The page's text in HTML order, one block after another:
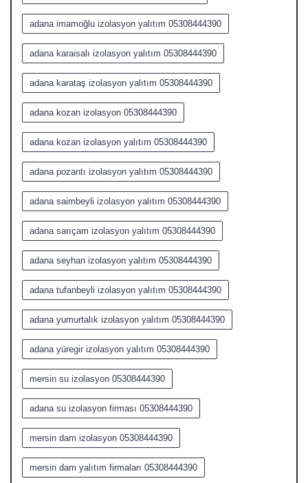
adana imamoğlu izolasyon yalıtım 05308444390
adana karaisalı izolasyon yalıtım 05308444390
adana karataş izolasyon yalıtım 05308444390
adana kozan izolasyon 05308444390
adana kozan izolasyon yalıtım 05308444390
adana pozantı izolasyon yalıtım 05308444390
adana saimbeyli izolasyon yalıtım 05308444390
adana sarıçam izolasyon yalıtım 05308444390
adana seyhan izolasyon yalıtım 05308444390
adana tufanbeyli izolasyon yalıtım 05308444390
adana yumurtalık izolasyon yalıtım 05308444390
adana yüregir izolasyon yalıtım 05308444390
mersin su izolasyon 05308444390
adana su izolasyon firması 05308444390
mersin dam izolasyon 05308444390
mersin dam yalıtım firmaları 05308444390